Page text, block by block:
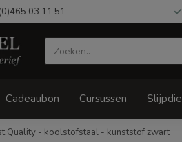
03 11 51
Cadeaubon Cursussen
Quality - koolstofstaal - kunststof zwart